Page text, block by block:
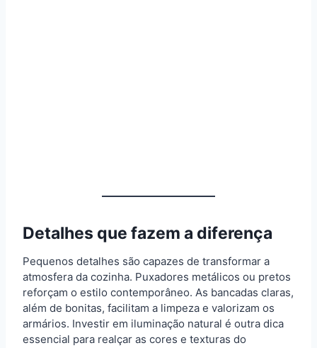
Detalhes que fazem a diferença
Pequenos detalhes são capazes de transformar a
atmosfera da cozinha. Puxadores metálicos ou pretos
reforçam o estilo contemporâneo. As bancadas claras,
além de bonitas, facilitam a limpeza e valorizam os
armários. Investir em iluminação natural é outra dica
essencial para realçar as cores e texturas do